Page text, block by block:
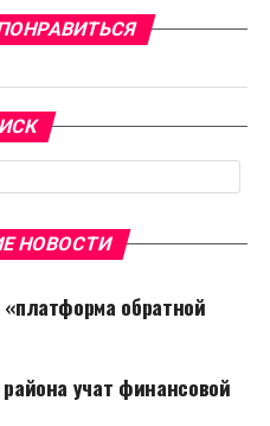
машины
НОВОСТИ
обратной
учат финансовой